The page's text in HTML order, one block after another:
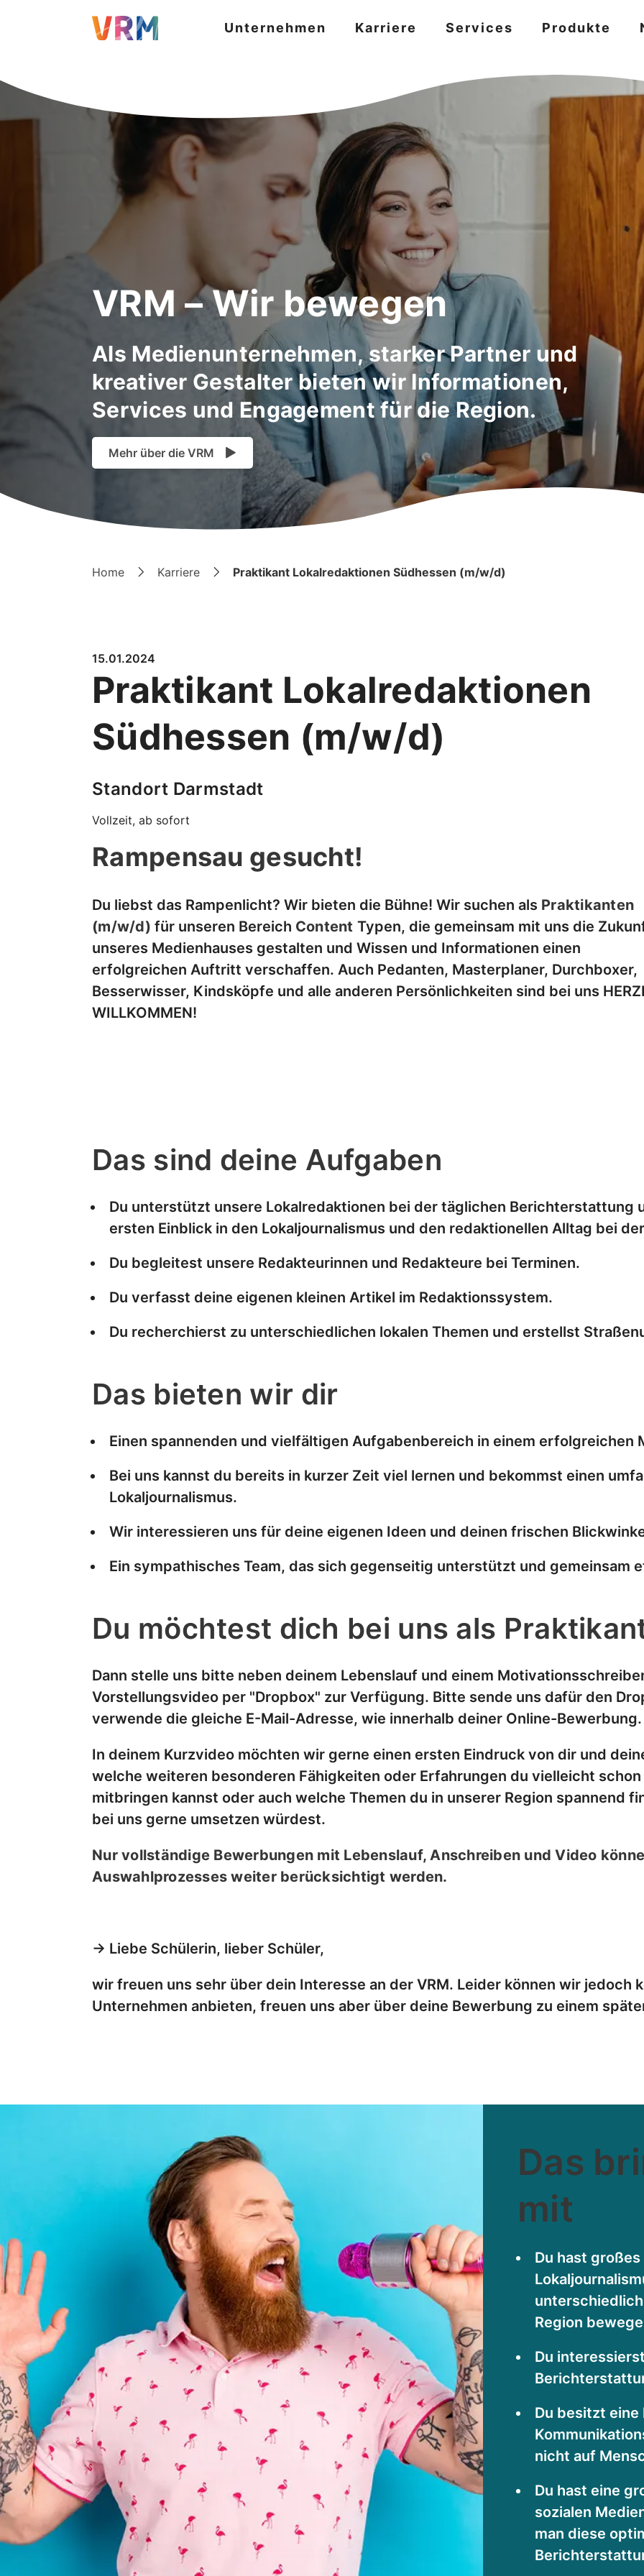
Unternehmen Karriere Services Produkte
VRM – Wir bewegen
Als Medienunternehmen, starker Partner und
kreativer Gestalter bieten wir Informationen,
Services und Engagement für die Region.
Mehr über die VRM
Home Karriere Praktikant Lokalredaktionen Südhessen (m/w/d)
15.01.2024
Praktikant Lokalredaktionen
Südhessen (m/w/d)
Standort Darmstadt
Vollzeit, ab sofort
Rampensau gesucht!
Du liebst das Rampenlicht? Wir bieten die Bühne! Wir suchen als Praktikanten
(m/w/d) für unseren Bereich Content Typen, die gemeinsam mit uns die
unseres Medienhauses gestalten und Wissen und Informationen einen
erfolgreichen Auftritt verschaffen. Auch Pedanten, Masterplaner, Durchboxer,
Besserwisser, Kindsköpfe und alle anderen Persönlichkeiten sind bei uns
WILLKOMMEN!
Das sind deine Aufgaben
Du unterstützt unsere Lokalredaktionen bei der täglichen Berichterstattung
ersten Einblick in den Lokaljournalismus und den redaktionellen Alltag bei
Du begleitest unsere Redakteurinnen und Redakteure bei Terminen.
Du verfasst deine eigenen kleinen Artikel im Redaktionssystem.
Du recherchierst zu unterschiedlichen lokalen Themen und erstellst
Das bieten wir dir
Einen spannenden und vielfältigen Aufgabenbereich in einem erfolgreichen
Bei uns kannst du bereits in kurzer Zeit viel lernen und bekommst einen
Lokaljournalismus.
Wir interessieren uns für deine eigenen Ideen und deinen frischen
Ein sympathisches Team, das sich gegenseitig unterstützt und gemeinsam
Du möchtest dich bei uns als
Dann stelle uns bitte neben deinem Lebenslauf und einem
Vorstellungsvideo per "Dropbox" zur Verfügung. Bitte sende uns dafür den
verwende die gleiche E-Mail-Adresse, wie innerhalb deiner Online-Bewerbung.
In deinem Kurzvideo möchten wir gerne einen ersten Eindruck von dir und
welche weiteren besonderen Fähigkeiten oder Erfahrungen du vielleicht
mitbringen kannst oder auch welche Themen du in unserer Region spannend
bei uns gerne umsetzen würdest.
Nur vollständige Bewerbungen mit Lebenslauf, Anschreiben und Video
Auswahlprozesses weiter berücksichtigt werden.
→ Liebe Schülerin, lieber Schüler,
wir freuen uns sehr über dein Interesse an der VRM. Leider können wir jedoch
Unternehmen anbieten, freuen uns aber über deine Bewerbung zu einem
Das
mit
Du hast
Region
Du
Du besitzt eine
nicht auf
Du hast eine
sozialen
man diese